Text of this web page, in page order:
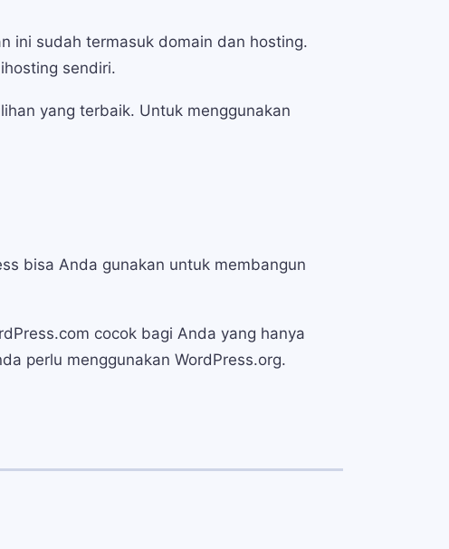
ini sudah termasuk domain dan hosting.
sendiri.
yang terbaik. Untuk menggunakan
bisa Anda gunakan untuk membangun
cocok bagi Anda yang hanya
perlu menggunakan WordPress.org.